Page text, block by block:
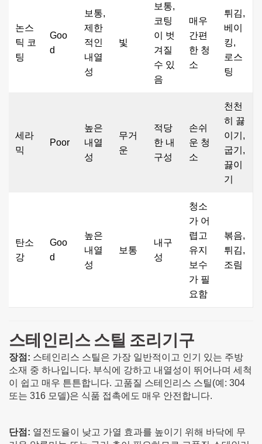
논스
틱 코
팅
Goo
d
보통,
제한
적인
내열
성
빛
보통,
코팅
이 벗
겨질
수 있
음
매우
간편
한 청
소
튀김,
베이
킹,
로스
팅
세라
믹
Poor
높은
내열
성
무거
운
적당
한 내
구성
손쉬
운 청
소
천천
히 끓
이기,
굽기,
끓이
기
탄소
강
Goo
d
높은
내열
성
보통
내구
성
청소
가 어
렵고
유지
보수
가 필
요함
볶음,
튀김,
조림
스테인리스 스틸 조리기구
장점: 스테인리스 스틸은 가장 일반적이고 인기 있는 주방
소재 중 하나입니다. 부식에 강하고 내열성이 뛰어나며 세척
이 쉽고 매우 튼튼합니다. 고품질 스테인리스 스틸(예: 304
또는 316 모델)은 식품 접촉에도 매우 안전합니다.
단점: 열전도율이 낮고 가열 효과를 높이기 위해 바닥에 무